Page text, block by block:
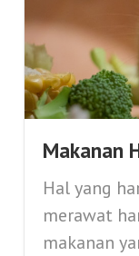
Makanan
Hal yang
merawat
makanan